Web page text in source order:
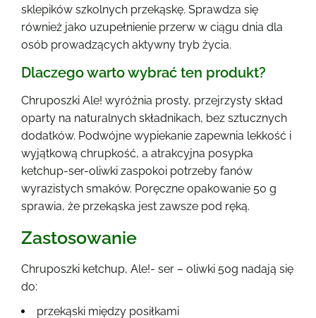
sklepików szkolnych przekąskę. Sprawdza się
również jako uzupełnienie przerw w ciągu dnia dla
osób prowadzących aktywny tryb życia.
Dlaczego warto wybrać ten produkt?
Chruposzki Ale! wyróżnia prosty, przejrzysty skład
oparty na naturalnych składnikach, bez sztucznych
dodatków. Podwójne wypiekanie zapewnia lekkość i
wyjątkową chrupkość, a atrakcyjna posypka
ketchup-ser-oliwki zaspokoi potrzeby fanów
wyrazistych smaków. Poręczne opakowanie 50 g
sprawia, że przekąska jest zawsze pod ręką.
Zastosowanie
Chruposzki ketchup, Ale!- ser – oliwki 50g nadają się
do:
przekąski między posiłkami